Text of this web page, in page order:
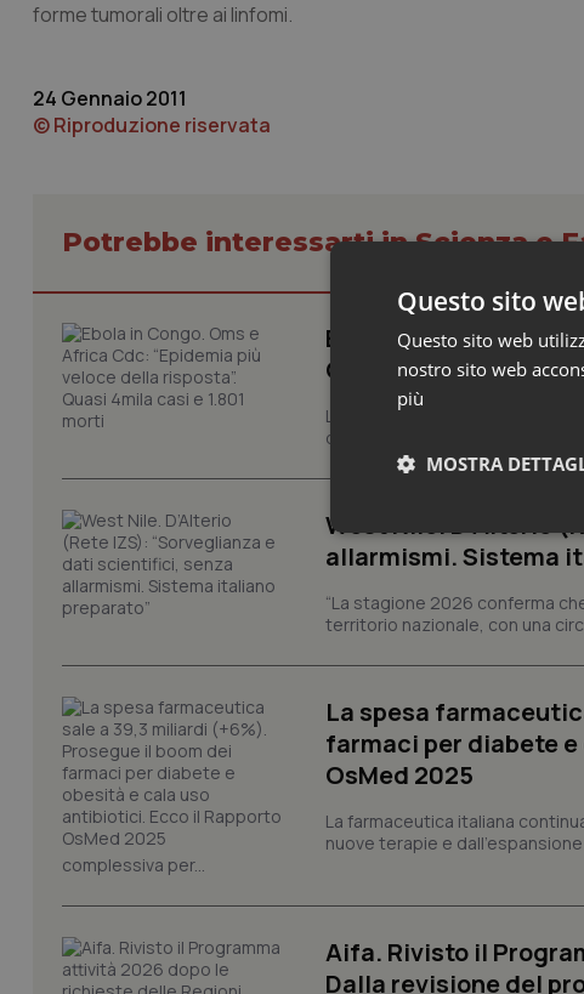
forme tumorali oltre ai linfomi.
24 Gennaio 2011
© Riproduzione riservata
Potrebbe interessarti in Scienza e
Ebola in Congo. Oms
Quasi 4mila casi e
L’epidemia di Ebola nella
del Paese, sta avanzando più
West Nile. D’Alterio
allarmismi. Sistema
“La stagione 2026 conferma
territorio nazionale, con una
La spesa
farmaci per diabete
OsMed 2025
La farmaceutica italiana
nuove terapie e
complessiva per...
Aifa. Rivisto il
Dalla revisione del
Questo sito
Questo sito web
nostro sito web
più
MOSTRA
Necessari
I cookie necessari
e l'accesso alle aree
CookieScriptConsent